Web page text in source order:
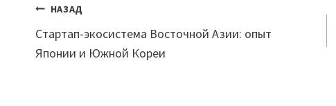
Навигация
по
НАЗАД
Стартап-экосистема Восточной Азии: опыт
Японии и Южной Кореи